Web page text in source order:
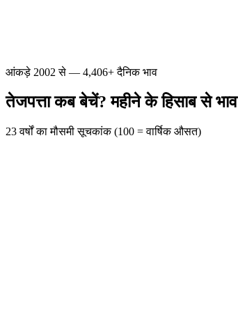
आंकड़े 2002 से — 4,406+ दैनिक भाव
तेजपत्ता कब बेचें? महीने के हिसाब से भाव
23 वर्षों का मौसमी सूचकांक (100 = वार्षिक औसत)